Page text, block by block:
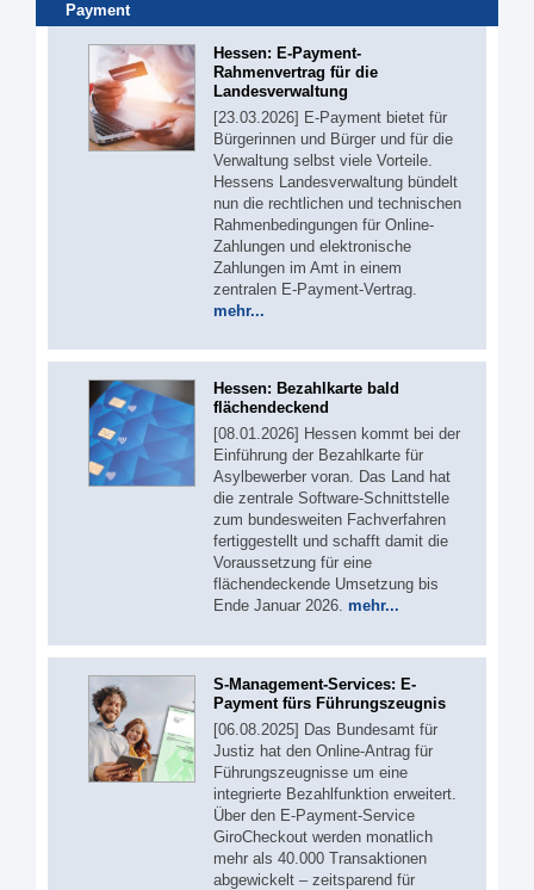
Payment
Hessen: E-Payment-
Rahmenvertrag für die
Landesverwaltung
[23.03.2026] E-Payment bietet für
Bürgerinnen und Bürger und für die
Verwaltung selbst viele Vorteile.
Hessens Landesverwaltung bündelt
nun die rechtlichen und technischen
Rahmenbedingungen für Online-
Zahlungen und elektronische
Zahlungen im Amt in einem
zentralen E-Payment-Vertrag.
mehr...
Hessen: Bezahlkarte bald
flächendeckend
[08.01.2026] Hessen kommt bei der
Einführung der Bezahlkarte für
Asylbewerber voran. Das Land hat
die zentrale Software-Schnittstelle
zum bundesweiten Fachverfahren
fertiggestellt und schafft damit die
Voraussetzung für eine
flächendeckende Umsetzung bis
Ende Januar 2026. mehr...
S-Management-Services: E-
Payment fürs Führungszeugnis
[06.08.2025] Das Bundesamt für
Justiz hat den Online-Antrag für
Führungszeugnisse um eine
integrierte Bezahlfunktion erweitert.
Über den E-Payment-Service
GiroCheckout werden monatlich
mehr als 40.000 Transaktionen
abgewickelt – zeitsparend für